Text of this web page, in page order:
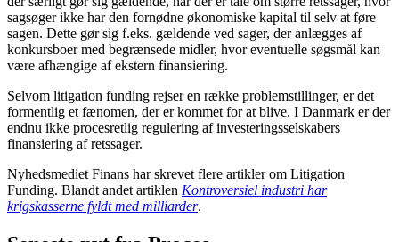
sagsøger ikke har den fornødne økonomiske kapital til selv at føre
sagen. Dette gør sig f.eks. gældende ved sager, der anlægges af
konkursboer med begrænsede midler, hvor eventuelle søgsmål kan
være afhængige af ekstern finansiering.
Selvom litigation funding rejser en række problemstillinger, er det
formentlig et fænomen, der er kommet for at blive. I Danmark er der
endnu ikke procesretlig regulering af investeringsselskabers
finansiering af retssager.
Nyhedsmediet Finans har skrevet flere artikler om Litigation
Funding. Blandt andet artiklen Kontroversiel industri har
krigskasserne fyldt med milliarder.